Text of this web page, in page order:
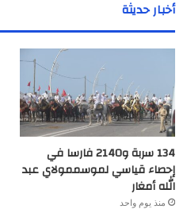
أخبار حديثة
134 سربة و2140 فارسا في
إحصاء قياسي لموسممولاي عبد
الله أمغار
منذ يوم واحد